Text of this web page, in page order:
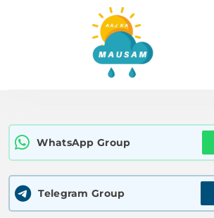
आज का
मौसम की
पहले
WhatsApp Group
Telegram Group